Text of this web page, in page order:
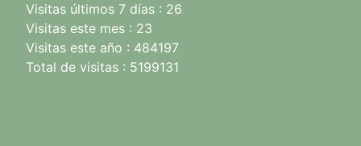
Visitas últimos 7 días : 26
Visitas este mes : 23
Visitas este año : 484197
Total de visitas : 5199131